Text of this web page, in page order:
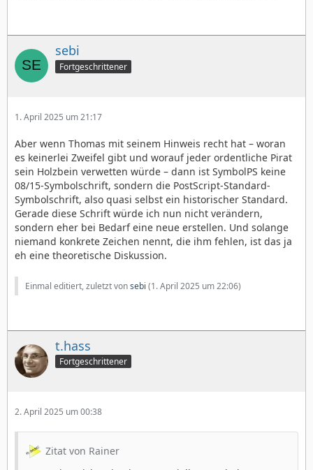
sebi
Fortgeschrittener
1. April 2025 um 21:17
Aber wenn Thomas mit seinem Hinweis recht hat – woran
es keinerlei Zweifel gibt und worauf jeder ordentliche Pirat
sein Holzbein verwetten würde – dann ist SymbolPS keine
08/15-Symbolschrift, sondern die PostScript-Standard-
Symbolschrift, also quasi selbst ein historischer Standard.
Gerade diese Schrift würde ich nun nicht verändern,
sondern eher bei Bedarf eine neue erstellen. Und solange
niemand konkrete Zeichen nennt, die ihm fehlen, ist das ja
eh eine theoretische Diskussion.
Einmal editiert, zuletzt vonsebi (1. April 2025 um 22:06)
t.hass
Fortgeschrittener
2. April 2025 um 00:38
Zitat von Rainer